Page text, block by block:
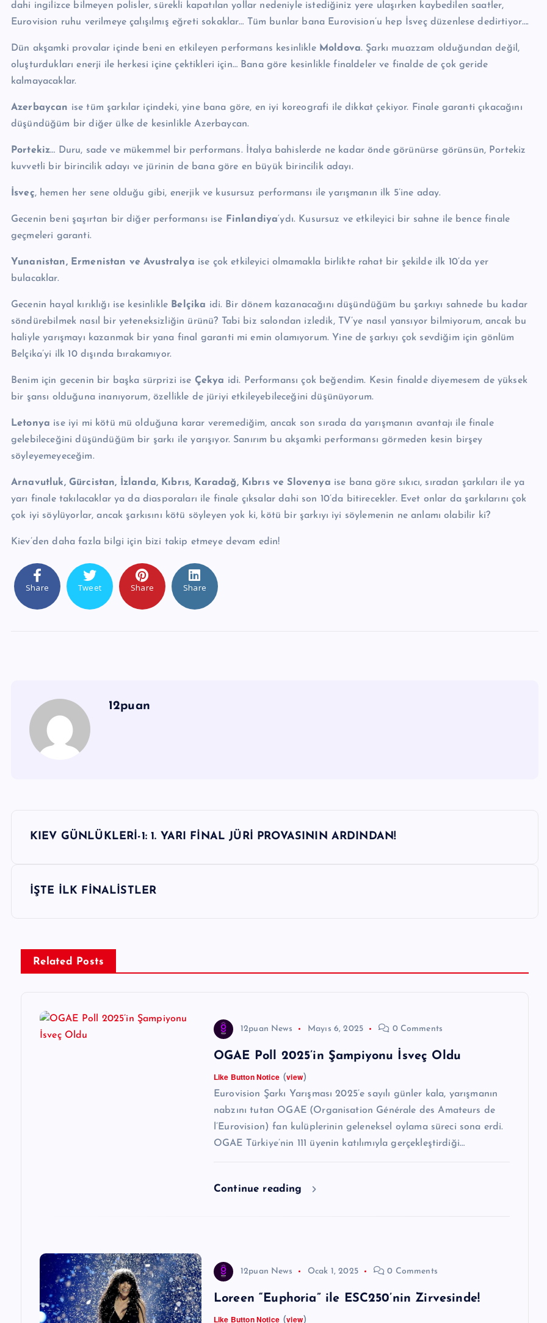
dahi ingilizce bilmeyen polisler, sürekli kapatılan yollar nedeniyle istediğiniz yere ulaşırken kaybedilen saatler,
Eurovision ruhu verilmeye çalışılmış eğreti sokaklar… Tüm bunlar bana Eurovision’u hep İsveç düzenlese dedirtiyor….
Dün akşamki provalar içinde beni en etkileyen performans kesinlikle Moldova. Şarkı muazzam olduğundan değil,
oluşturdukları enerji ile herkesi içine çektikleri için… Bana göre kesinlikle finaldeler ve finalde de çok geride
kalmayacaklar.
Azerbaycan ise tüm şarkılar içindeki, yine bana göre, en iyi koreografi ile dikkat çekiyor. Finale garanti çıkacağını
düşündüğüm bir diğer ülke de kesinlikle Azerbaycan.
Portekiz… Duru, sade ve mükemmel bir performans. İtalya bahislerde ne kadar önde görünürse görünsün, Portekiz
kuvvetli bir birincilik adayı ve jürinin de bana göre en büyük birincilik adayı.
İsveç, hemen her sene olduğu gibi, enerjik ve kusursuz performansı ile yarışmanın ilk 5’ine aday.
Gecenin beni şaşırtan bir diğer performansı ise Finlandiya‘ydı. Kusursuz ve etkileyici bir sahne ile bence finale
geçmeleri garanti.
Yunanistan, Ermenistan ve Avustralya ise çok etkileyici olmamakla birlikte rahat bir şekilde ilk 10’da yer
bulacaklar.
Gecenin hayal kırıklığı ise kesinlikle Belçika idi. Bir dönem kazanacağını düşündüğüm bu şarkıyı sahnede bu kadar
söndürebilmek nasıl bir yeteneksizliğin ürünü? Tabi biz salondan izledik, TV’ye nasıl yansıyor bilmiyorum, ancak bu
haliyle yarışmayı kazanmak bir yana final garanti mi emin olamıyorum. Yine de şarkıyı çok sevdiğim için gönlüm
Belçika’yi ilk 10 dışında bırakamıyor.
Benim için gecenin bir başka sürprizi ise Çekya idi. Performansı çok beğendim. Kesin finalde diyemesem de yüksek
bir şansı olduğuna inanıyorum, özellikle de jüriyi etkileyebileceğini düşünüyorum.
Letonya ise iyi mi kötü mü olduğuna karar veremediğim, ancak son sırada da yarışmanın avantajı ile finale
gelebileceğini düşündüğüm bir şarkı ile yarışıyor. Sanırım bu akşamki performansı görmeden kesin birşey
söyleyemeyeceğim.
Arnavutluk, Gürcistan, İzlanda, Kıbrıs, Karadağ, Kıbrıs ve Slovenya ise bana göre sıkıcı, sıradan şarkıları ile ya
yarı finale takılacaklar ya da diasporaları ile finale çıksalar dahi son 10’da bitirecekler. Evet onlar da şarkılarını çok
çok iyi söylüyorlar, ancak şarkısını kötü söyleyen yok ki, kötü bir şarkıyı iyi söylemenin ne anlamı olabilir ki?
Kiev’den daha fazla bilgi için bizi takip etmeye devam edin!
Share Tweet Share Share
12puan
KIEV GÜNLÜKLERİ-1: 1. YARI FİNAL JÜRİ PROVASININ ARDINDAN!
İŞTE İLK FİNALİSTLER
Related Posts
12puan News Mayıs 6, 2025 0 Comments
OGAE Poll 2025’in Şampiyonu İsveç Oldu
Like Button Notice(view)
Eurovision Şarkı Yarışması 2025’e sayılı günler kala, yarışmanın
nabzını tutan OGAE (Organisation Générale des Amateurs de
l’Eurovision) fan kulüplerinin geleneksel oylama süreci sona erdi.
OGAE Türkiye’nin 111 üyenin katılımıyla gerçekleştirdiği…
Continue reading
12puan News Ocak 1, 2025 0 Comments
Loreen “Euphoria” ile ESC250’nin Zirvesinde!
Like Button Notice(view)